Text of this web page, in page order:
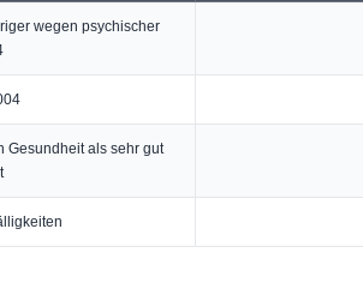
wegen psychischer
Gesundheit als sehr gut